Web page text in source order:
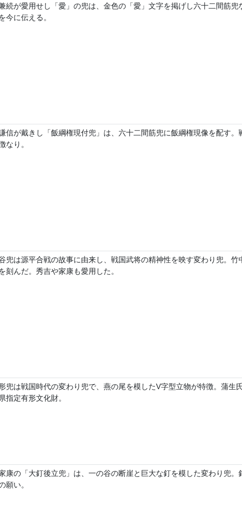
続が愛用せし「愛」の兜は、金色の「愛」文字を掲げし六十二間筋
今に伝える。
謙信が戴きし「飯綱権現付兜」は、六十二間筋兜に飯綱権現像を配す
なり。
兜は源平合戦の故事に由来し、戦国武将の精神性を映す変わり兜。
刻んだ。秀吉や家康も愛用した。
兜は戦国時代の変わり兜で、燕の尾を模したV字型立物が特徴。蒲
指定有形文化財。
康の「大釘後立兜」は、一の谷の断崖と巨大な釘を模した変わり兜
願い。